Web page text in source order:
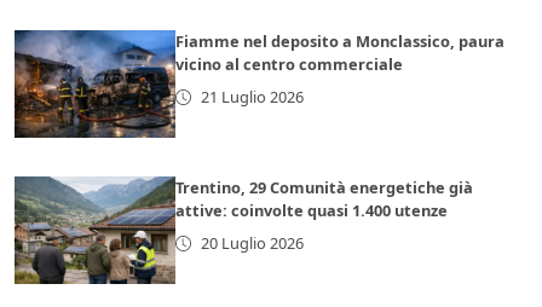
Fiamme nel deposito a Monclassico, paura
vicino al centro commerciale
21 Luglio 2026
Trentino, 29 Comunità energetiche già
attive: coinvolte quasi 1.400 utenze
20 Luglio 2026